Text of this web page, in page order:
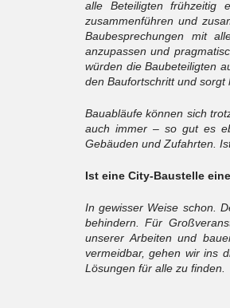
alle Beteiligten frühzeitig
zusammenführen und
Baubesprechungen mit
anzupassen und
würden die Baubeteiligten
den Baufortschritt und sorgt
Bauabläufe können sich
auch immer – so gut es
Gebäuden und Zufahrten.
Ist eine City-Baustelle
In gewisser Weise schon.
behindern. Für
unserer Arbeiten und
vermeidbar, gehen wir ins
Lösungen für alle zu finden.